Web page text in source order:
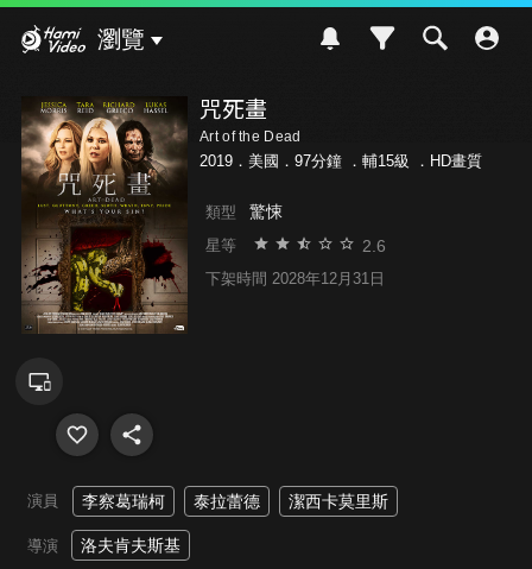
瀏覽
咒死畫
Art of the Dead
2019．美國．97分鐘 ． 輔15級 ．HD畫質
類型 驚悚
星等 2.6
下架時間 2028年12月31日
演員 李察葛瑞柯 泰拉蕾德 潔西卡莫里斯
導演 洛夫肯夫斯基